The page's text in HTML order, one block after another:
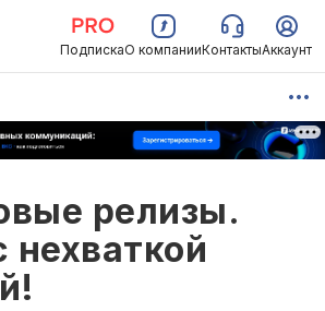
ПодпискаО компанииКонтактыАккаунт
релизы.
нехваткой